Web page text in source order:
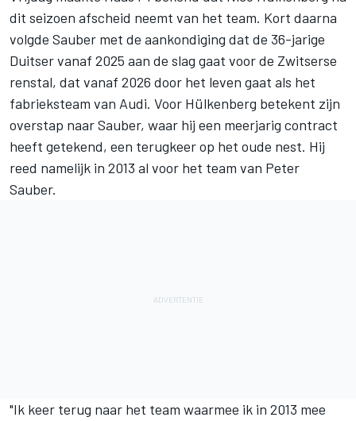
dit seizoen afscheid neemt van het team. Kort daarna
volgde Sauber met de aankondiging dat de 36-jarige
Duitser vanaf 2025 aan de slag gaat voor de Zwitserse
renstal, dat vanaf 2026 door het leven gaat als het
fabrieksteam van Audi. Voor Hülkenberg betekent zijn
overstap naar Sauber, waar hij een meerjarig contract
heeft getekend, een terugkeer op het oude nest. Hij
reed namelijk in 2013 al voor het team van Peter
Sauber.
"Ik keer terug naar het team waarmee ik in 2013 mee